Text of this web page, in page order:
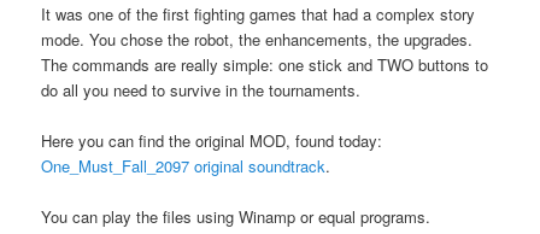
It was one of the first fighting games that had a complex story
mode. You chose the robot, the enhancements, the upgrades.
The commands are really simple: one stick and TWO buttons to
do all you need to survive in the tournaments.
Here you can find the original MOD, found today:
One_Must_Fall_2097 original soundtrack.
You can play the files using Winamp or equal programs.